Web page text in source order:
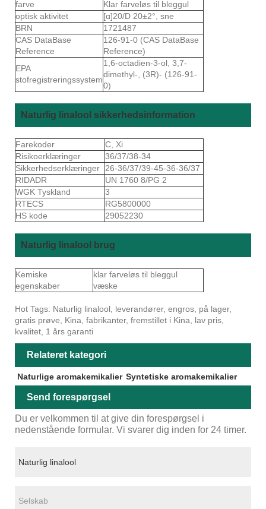
farve
Klar farveløs til bleggul
optisk aktivitet
[α]20/D 20±2°, sne
BRN
1721487
CAS DataBase
Reference
126-91-0 (CAS DataBase
Reference)
EPA
stofregistreringssystem
1,6-octadien-3-ol, 3,7-
dimethyl-, (3R)- (126-91-
0)
Naturlig linalool sikkerhedsinformation
Farekoder
C, Xi
Risikoerklæringer
36/37/38-34
Sikkerhedserklæringer
26-36/37/39-45-36-36/37
RIDADR
UN 1760 8/PG 2
WGK Tyskland
3
RTECS
RG5800000
HS kode
29052230
Naturlig linalool brug
Kemiske
egenskaber
klar farveløs til bleggul
væske
Hot Tags: Naturlig linalool, leverandører, engros, på lager,
gratis prøve, Kina, fabrikanter, fremstillet i Kina, lav pris,
kvalitet, 1 års garanti
Relateret kategori
Naturlige aromakemikalier Syntetiske aromakemikalier
Send forespørgsel
Du er velkommen til at give din forespørgsel i
nedenstående formular. Vi svarer dig inden for 24 timer.